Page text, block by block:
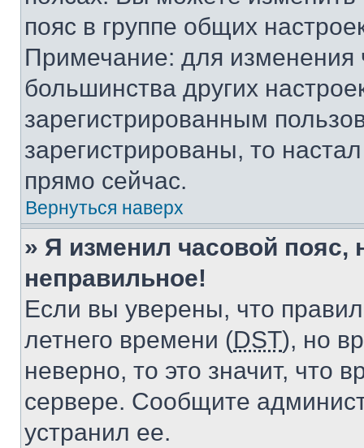
пояс в группе общих
Примечание: для изменения
большинства других
зарегистрированным
зарегистрированы, то
прямо сейчас.
Вернуться наверх
» Я изменил часовой пояс,
неправильное!
Если вы уверены, что
летнего времени (DST), но
неверно, то это значит, что
сервере. Сообщите
устранил ее.